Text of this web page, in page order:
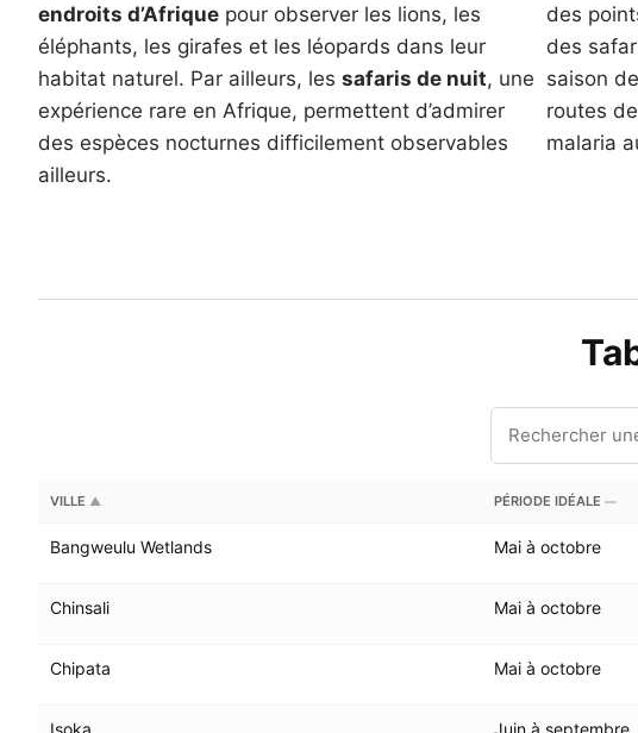
endroits d’Afrique pour observer les lions, les
éléphants, les girafes et les léopards dans leur
habitat naturel. Par ailleurs, les safaris de nuit, une
expérience rare en Afrique, permettent d’admirer
des espèces nocturnes difficilement observables
ailleurs.
des
des
saison
routes
malaria
VILLE ▲ PÉRIODE IDÉALE —
Bangweulu Wetlands Mai à octobre
Chinsali Mai à octobre
Chipata Mai à octobre
Isoka Juin à septembre